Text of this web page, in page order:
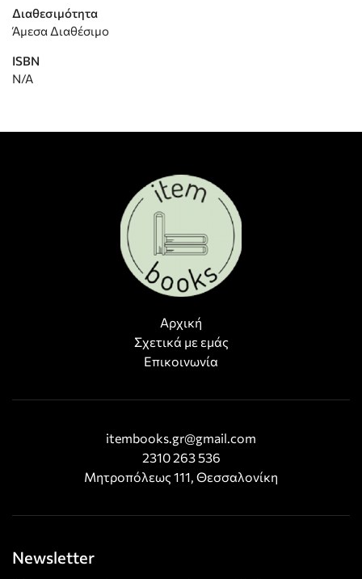
Διαθεσιμότητα
Άμεσα Διαθέσιμο
ISBN
N/A
Αρχική
Σχετικά με εμάς
Επικοινωνία
itembooks.gr@gmail.com
2310 263 536
Μητροπόλεως 111, Θεσσαλονίκη
Newsletter